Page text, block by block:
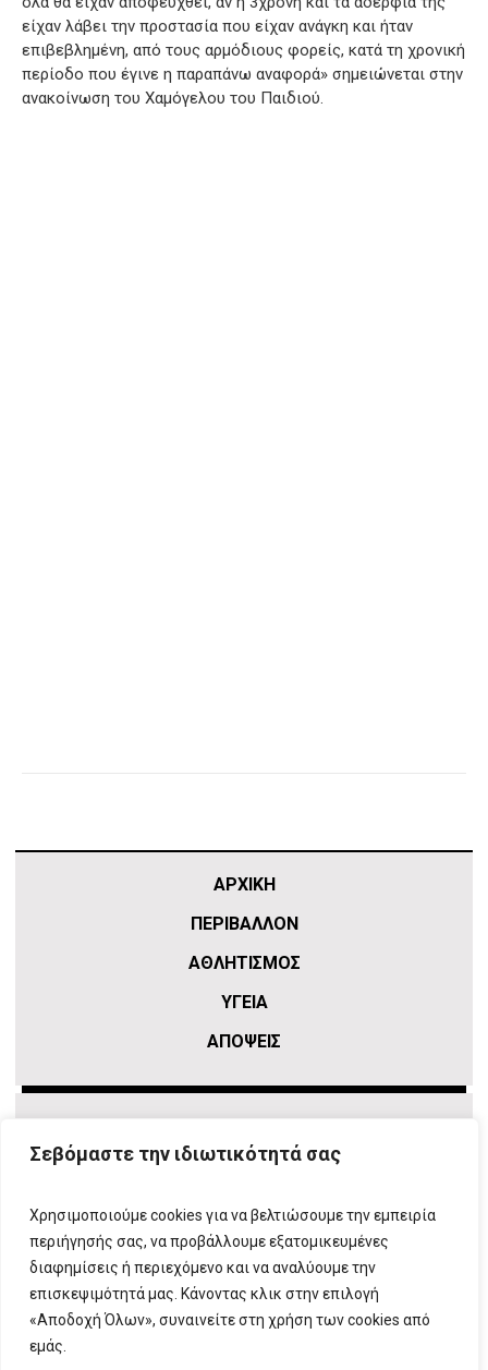
Σεβόμαστε την ιδιωτικότητά σας
Χρησιμοποιούμε cookies για να βελτιώσουμε την εμπειρία
περιήγησής σας, να προβάλλουμε εξατομικευμένες
διαφημίσεις ή περιεχόμενο και να αναλύουμε την
επισκεψιμότητά μας. Κάνοντας κλικ στην επιλογή
«Αποδοχή Όλων», συναινείτε στη χρήση των cookies από
εμάς.
είχαν λάβει την προστασία που είχαν ανάγκη και ήταν
επιβεβλημένη, από τους αρμόδιους φορείς, κατά τη χρονική
περίοδο που έγινε η παραπάνω αναφορά» σημειώνεται στην
ανακοίνωση του Χαμόγελου του Παιδιού.
ΑΡΧΙΚΗ
ΠΕΡΙΒΑΛΛΟΝ
ΑΘΛΗΤΙΣΜΌΣ
ΥΓΕΙΑ
ΑΠΟΨΕΙΣ
T: 210 666 3993 E: info@attikovima.gr
ΠΛΗΡΟΦΟΡΙΕΣ
ΦΟΡΜΑ ΕΠΙΚΟΙΝΩΝΙΑΣ